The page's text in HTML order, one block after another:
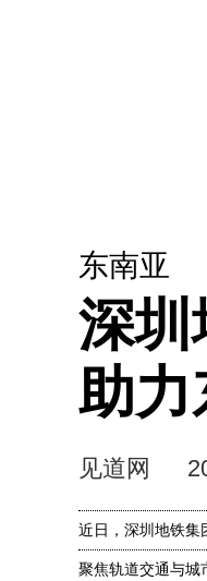
东南亚
深圳
助力
见道网
近日，深圳地铁集
聚焦轨道交通与城